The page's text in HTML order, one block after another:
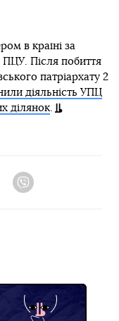
в країні за
Після побиття
патріархату 2
діяльність УПЦ
ділянок.
Viber